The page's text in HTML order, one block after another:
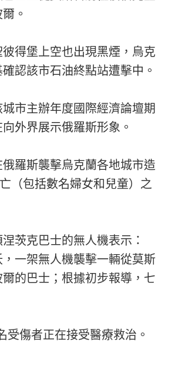
。
得堡上空也出現黑煙，烏克
認該市石油終點站遭擊中。
市主辦年度國際經濟論壇期
外界展示俄羅斯形象。
羅斯襲擊烏克蘭各地城市造
（包括數名婦女和兒童）之
茨克巴士的無人機表示：
，一架無人機襲擊一輛從莫斯
的巴士；根據初步報導，七
受傷者正在接受醫療救治。